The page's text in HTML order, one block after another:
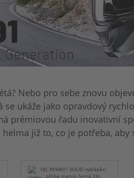
Nebo pro sebe znovu
ukáže jako opravdový
prémiovou řadu inovativní
již to, co je potřeba, aby